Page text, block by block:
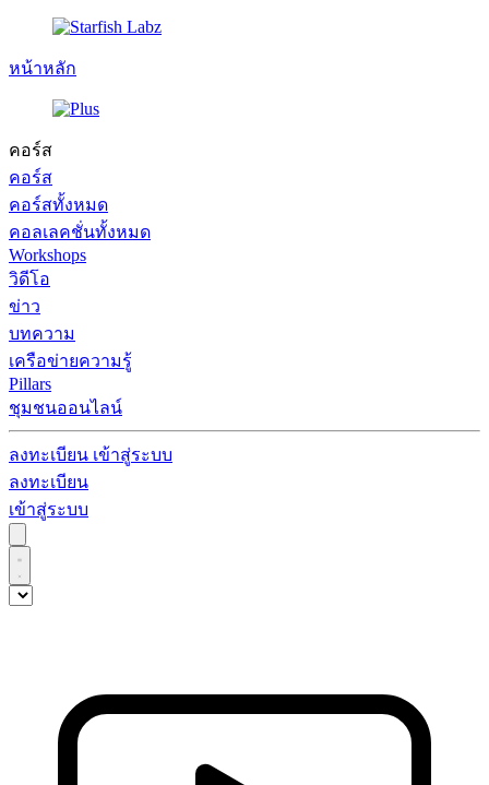
หน้าหลัก
คอร์ส
คอร์ส
คอร์สทั้งหมด
คอลเลคชั่นทั้งหมด
Workshops
วิดีโอ
ข่าว
บทความ
เครือข่ายความรู้
Pillars
ชุมชนออนไลน์
ลงทะเบียน เข้าสู่ระบบ
ลงทะเบียน
เข้าสู่ระบบ